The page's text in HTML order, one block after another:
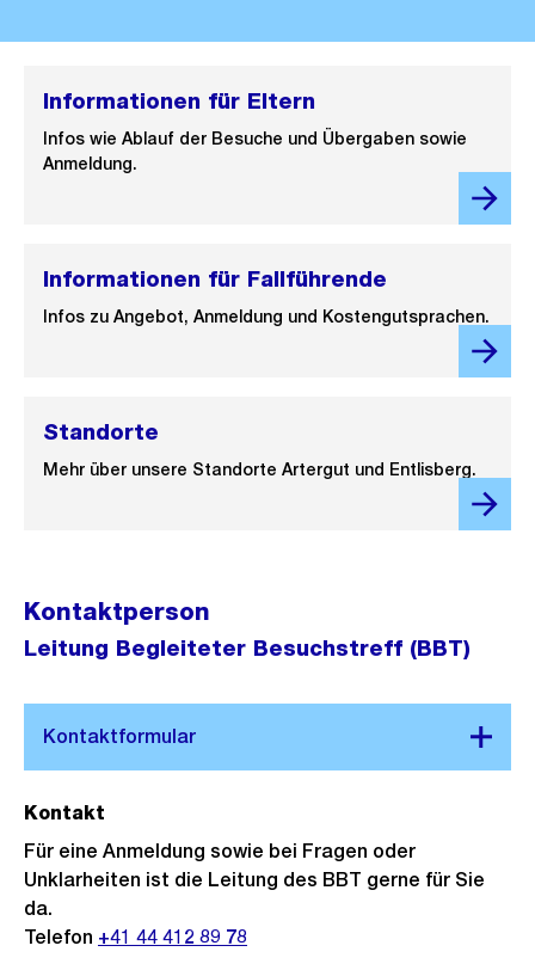
Informationen für Eltern
Infos wie Ablauf der Besuche und Übergaben sowie
Anmeldung.
Informationen für Fallführende
Infos zu Angebot, Anmeldung und Kostengutsprachen.
Standorte
Mehr über unsere Standorte Artergut und Entlisberg.
Kontaktperson
Leitung Begleiteter Besuchstreff (BBT)
Kontakt
Für eine Anmeldung sowie bei Fragen oder
Unklarheiten ist die Leitung des BBT gerne für Sie
da.
Telefon +41 44 412 89 78